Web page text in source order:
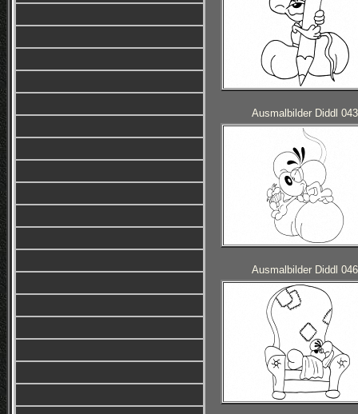
Ausmalbilder Diddl 043
Ausmalbilder Diddl 046